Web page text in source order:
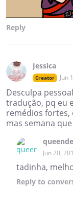
Reply
Jessica
Creator Jun
Desculpa
tradução, pq eu
remédios fortes,
mas semana
Jun 20,
tadinha,
Reply to